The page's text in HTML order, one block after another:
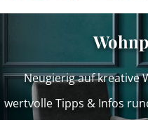
Neugierig auf kreative
wertvolle Tipps & Infos